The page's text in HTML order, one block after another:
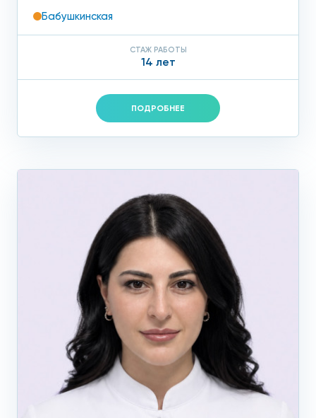
Бабушкинская
СТАЖ РАБОТЫ
14 лет
ПОДРОБНЕЕ